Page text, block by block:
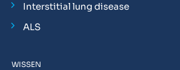
Interstitial lung disease
ALS
WISSEN